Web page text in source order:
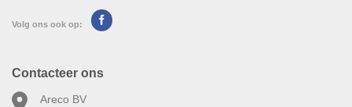
Volg ons ook op:
Contacteer ons
Areco BV